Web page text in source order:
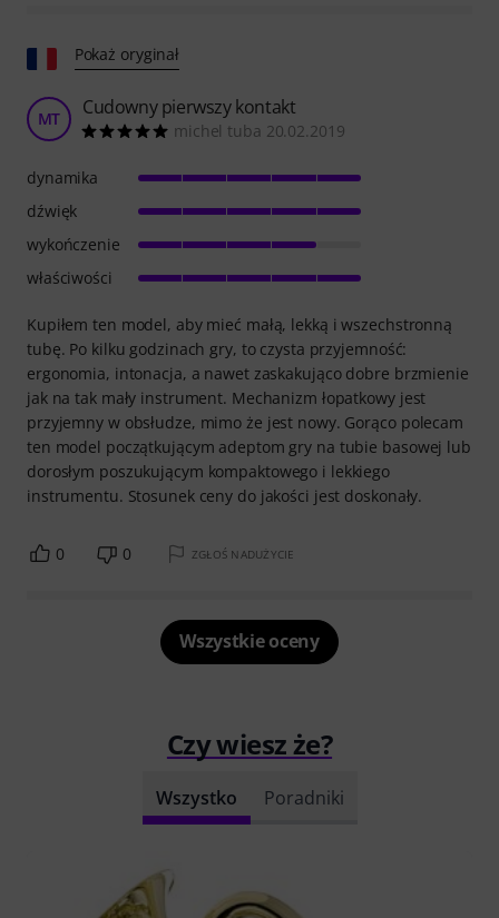
Pokaż oryginał
MT Cudowny pierwszy kontakt
michel tuba 20.02.2019
Kupiłem ten model, aby mieć małą, lekką i wszechstronną
tubę. Po kilku godzinach gry, to czysta przyjemność:
ergonomia, intonacja, a nawet zaskakująco dobre brzmienie
jak na tak mały instrument. Mechanizm łopatkowy jest
przyjemny w obsłudze, mimo że jest nowy. Gorąco polecam
ten model początkującym adeptom gry na tubie basowej lub
dorosłym poszukującym kompaktowego i lekkiego
instrumentu. Stosunek ceny do jakości jest doskonały.
dynamika
dźwięk
wykończenie
właściwości
0 0 ZGŁOŚ NADUŻYCIE
Wszystkie oceny
Czy wiesz że?
Wszystko Poradniki